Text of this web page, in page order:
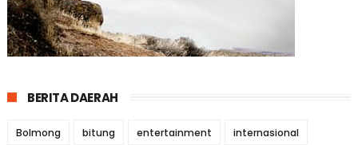
BERITA DAERAH
Bolmong bitung entertainment internasional